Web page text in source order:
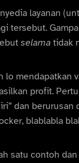
layanan
tersebut.
selama tidak
lo mendapatkan
profit.
dan
blablabla
satu contoh